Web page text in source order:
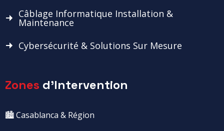
Câblage Informatique Installation &
Maintenance
Cybersécurité & Solutions Sur Mesure
Zones d'Intervention
🏙️ Casablanca & Région